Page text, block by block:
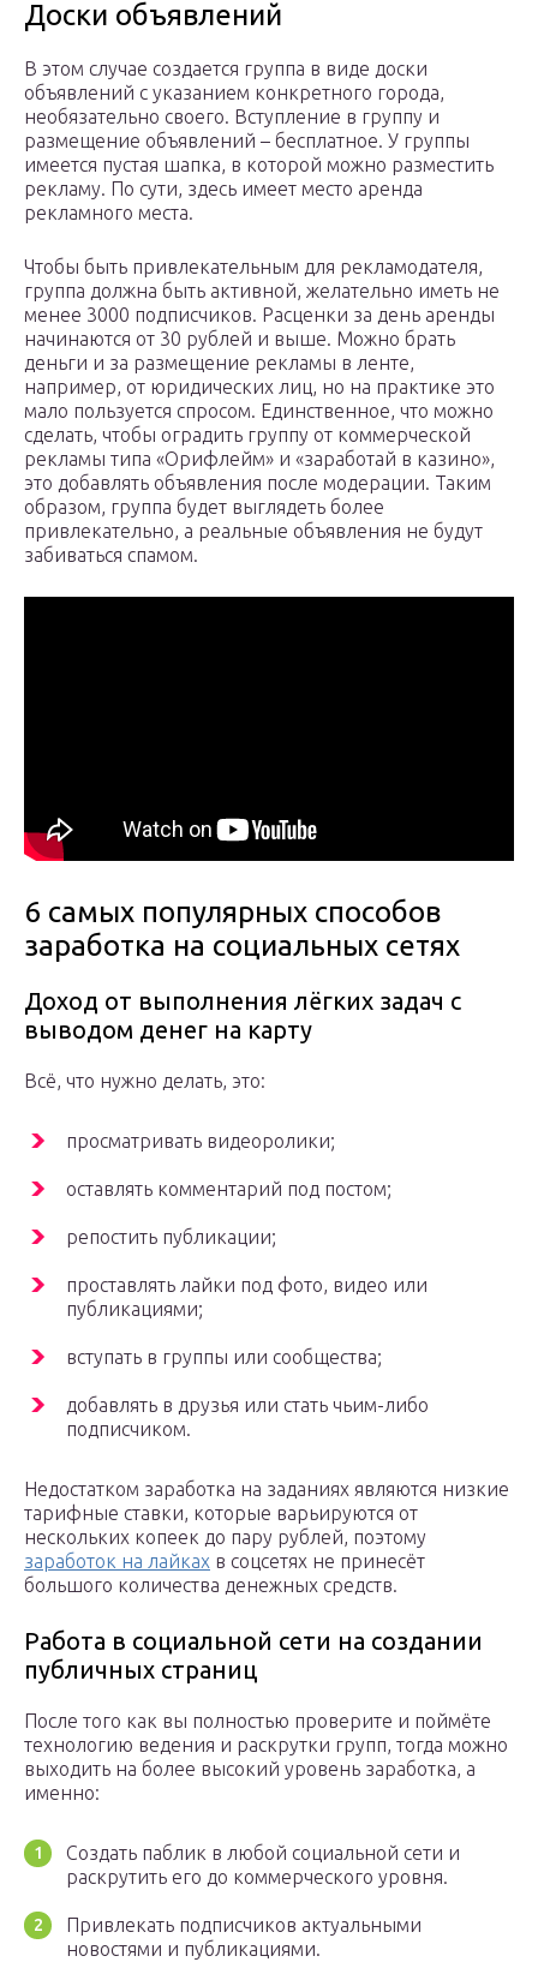
Доски объявлений
В этом случае создается группа в виде доски
объявлений с указанием конкретного города,
необязательно своего. Вступление в группу и
размещение объявлений – бесплатное. У группы
имеется пустая шапка, в которой можно разместить
рекламу. По сути, здесь имеет место аренда
рекламного места.
Чтобы быть привлекательным для рекламодателя,
группа должна быть активной, желательно иметь не
менее 3000 подписчиков. Расценки за день аренды
начинаются от 30 рублей и выше. Можно брать
деньги и за размещение рекламы в ленте,
например, от юридических лиц, но на практике это
мало пользуется спросом. Единственное, что можно
сделать, чтобы оградить группу от коммерческой
рекламы типа «Орифлейм» и «заработай в казино»,
это добавлять объявления после модерации. Таким
образом, группа будет выглядеть более
привлекательно, а реальные объявления не будут
забиваться спамом.
6 самых популярных способов
заработка на социальных сетях
Доход от выполнения лёгких задач с
выводом денег на карту
Всё, что нужно делать, это:
просматривать видеоролики;
оставлять комментарий под постом;
репостить публикации;
проставлять лайки под фото, видео или
публикациями;
вступать в группы или сообщества;
добавлять в друзья или стать чьим-либо
подписчиком.
Недостатком заработка на заданиях являются низкие
тарифные ставки, которые варьируются от
нескольких копеек до пару рублей, поэтому
заработок на лайках в соцсетях не принесёт
большого количества денежных средств.
Работа в социальной сети на создании
публичных страниц
После того как вы полностью проверите и поймёте
технологию ведения и раскрутки групп, тогда можно
выходить на более высокий уровень заработка, а
именно:
Создать паблик в любой социальной сети и
раскрутить его до коммерческого уровня.
Привлекать подписчиков актуальными
новостями и публикациями.